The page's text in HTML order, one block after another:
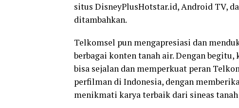
situs DisneyPlusHotstar.id, Android TV,
ditambahkan.
Telkomsel pun mengapresiasi dan
berbagai konten tanah air. Dengan
bisa sejalan dan memperkuat peran
perfilman di Indonesia, dengan
menikmati karya terbaik dari sineas